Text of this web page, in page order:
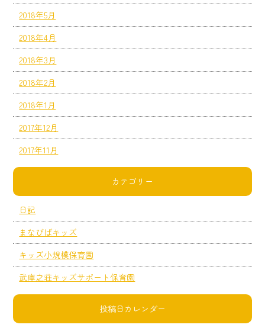
2018年5月
2018年4月
2018年3月
2018年2月
2018年1月
2017年12月
2017年11月
カテゴリー
日記
まなびばキッズ
キッズ小規模保育園
武庫之荘キッズサポート保育園
投稿日カレンダー